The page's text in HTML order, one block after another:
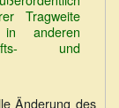
Tragweite
in anderen
und
Änderung des